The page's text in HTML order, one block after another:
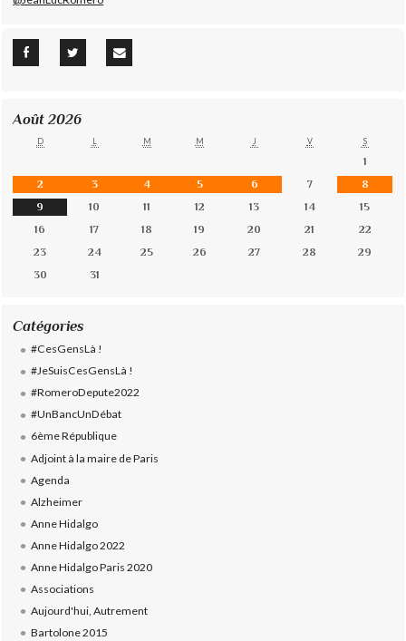
Août 2026
D L M M J V S
1
2
3 4 5 6 7
8
9
10 11 12 13 14
15
16
17 18 19 20 21
22
23
24 25 26 27 28
29
30
31
Catégories
#CesGensLà !
#JeSuisCesGensLà !
#RomeroDepute2022
#UnBancUnDébat
6ème République
Adjoint à la maire de Paris
Agenda
Alzheimer
Anne Hidalgo
Anne Hidalgo 2022
Anne Hidalgo Paris 2020
Associations
Aujourd'hui, Autrement
Bartolone 2015